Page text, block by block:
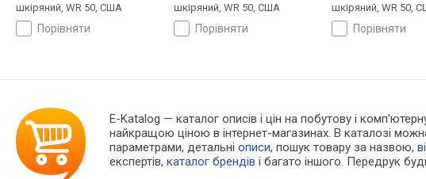
шкіряний, WR 50, США
порівняти
шкіряний, WR 50, США
порівняти
шкіряний, WR 50,
порівняти
E-Katalog — каталог описів і цін на побутову і
найкращою ціною в інтернет-магазинах. В каталозі
параметрами, детальніописи, пошук товару за назвою,
експертів,каталог брендів і багато іншого. Передрук